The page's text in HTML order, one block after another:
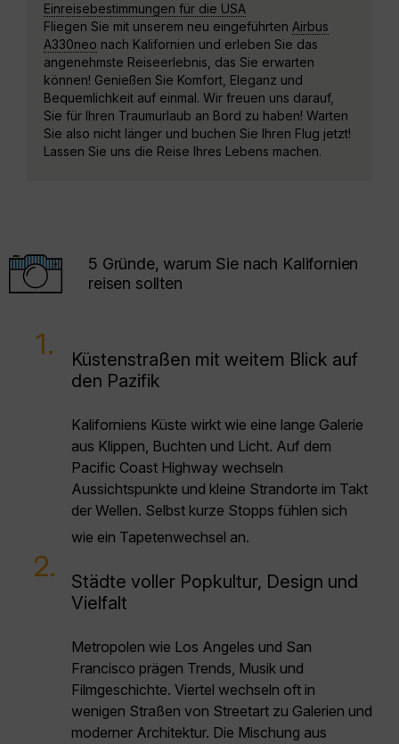
Einreisebestimmungen für die USA
Fliegen Sie mit unserem neu eingeführten Airbus
A330neo nach Kalifornien und erleben Sie das
angenehmste Reiseerlebnis, das Sie erwarten
können! Genießen Sie Komfort, Eleganz und
Bequemlichkeit auf einmal. Wir freuen uns darauf,
Sie für Ihren Traumurlaub an Bord zu haben! Warten
Sie also nicht länger und buchen Sie Ihren Flug jetzt!
Lassen Sie uns die Reise Ihres Lebens machen.
5 Gründe, warum Sie nach Kalifornien
reisen sollten
1.
Küstenstraßen mit weitem Blick auf
den Pazifik
Kaliforniens Küste wirkt wie eine lange Galerie
aus Klippen, Buchten und Licht. Auf dem
Pacific Coast Highway wechseln
Aussichtspunkte und kleine Strandorte im Takt
der Wellen. Selbst kurze Stopps fühlen sich
wie ein Tapetenwechsel an.
2.
Städte voller Popkultur, Design und
Vielfalt
Metropolen wie Los Angeles und San
Francisco prägen Trends, Musik und
Filmgeschichte. Viertel wechseln oft in
wenigen Straßen von Streetart zu Galerien und
moderner Architektur. Die Mischung aus